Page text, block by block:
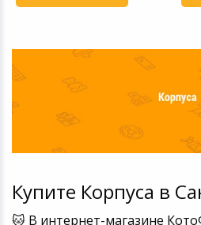
Купите Корпуса в
🐱 В интернет-магазине